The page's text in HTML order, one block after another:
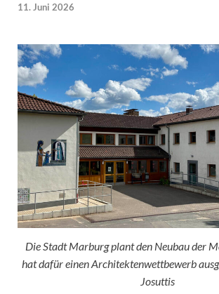
11. Juni 2026
Die Stadt Marburg plant den Neubau der
hat dafür einen Architektenwettbewerb
Josuttis